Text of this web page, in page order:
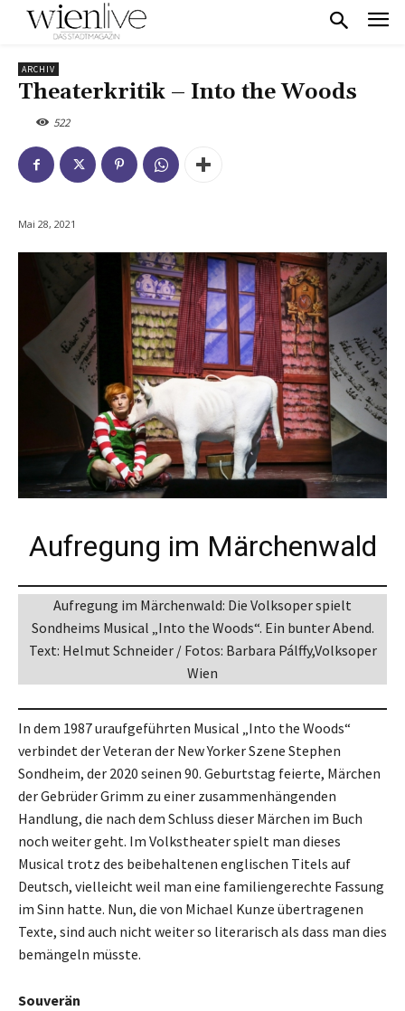
ARCHIV
Theaterkritik – Into the Woods
522
Mai 28, 2021
Aufregung im Märchenwald
Aufregung im Märchenwald: Die Volksoper spielt
Sondheims Musical „Into the Woods“. Ein bunter Abend.
Text: Helmut Schneider / Fotos: Barbara Pálffy,Volksoper
Wien
In dem 1987 uraufgeführten Musical „Into the Woods“
verbindet der Veteran der New Yorker Szene Stephen
Sondheim, der 2020 seinen 90. Geburtstag feierte, Märchen
der Gebrüder Grimm zu einer zusammenhängenden
Handlung, die nach dem Schluss dieser Märchen im Buch
noch weiter geht. Im Volkstheater spielt man dieses
Musical trotz des beibehaltenen englischen Titels auf
Deutsch, vielleicht weil man eine familiengerechte Fassung
im Sinn hatte. Nun, die von Michael Kunze übertragenen
Texte, sind auch nicht weiter so literarisch als dass man dies
bemängeln müsste.
Souverän